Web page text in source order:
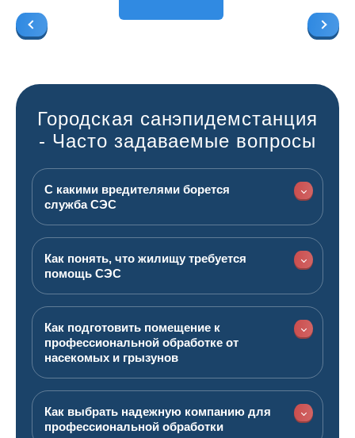
Городская санэпидемстанция
- Часто задаваемые вопросы
С какими вредителями борется
служба СЭС
Как понять, что жилищу требуется
помощь СЭС
Как подготовить помещение к
профессиональной обработке от
насекомых и грызунов
Как выбрать надежную компанию для
профессиональной обработки